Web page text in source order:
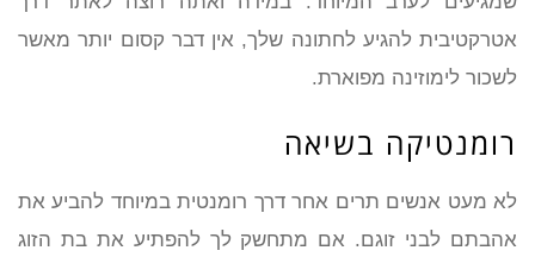
אטרקטיבית להגיע לחתונה שלך, אין דבר קסום יותר מאשר
לשכור לימוזינה מפוארת.
רומנטיקה בשיאה
לא מעט אנשים תרים אחר דרך רומנטית במיוחד להביע את
אהבתם לבני זוגם. אם מתחשק לך להפתיע את בת הזוג